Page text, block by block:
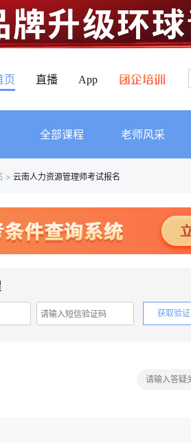
页 直播 App
全部课程 老师风采
> 云南人力资源管理师考试报名
获取验证